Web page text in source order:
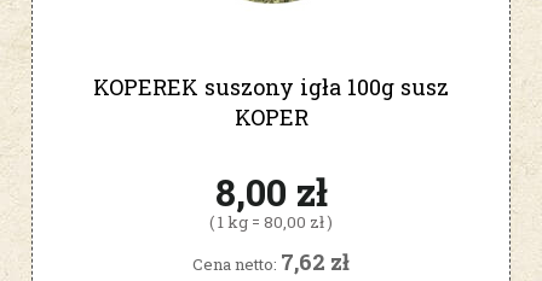
KOPEREK suszony igła 100g susz
KOPER
8,00 zł
( 1 kg = 80,00 zł )
Cena netto: 7,62 zł